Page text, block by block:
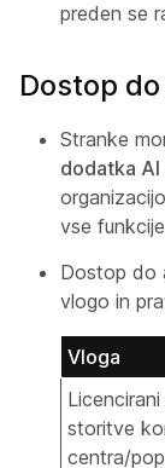
preden se
Dostop
Stranke
dodatka
vse
Dostop do
vlogo in
Vloga
storitve
centra/